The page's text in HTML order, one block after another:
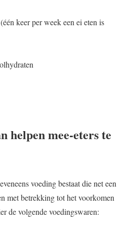
keer per week een ei eten is
helpen mee-eters te
voeding bestaat die net een
met betrekking tot het voorkomen
de volgende voedingswaren: